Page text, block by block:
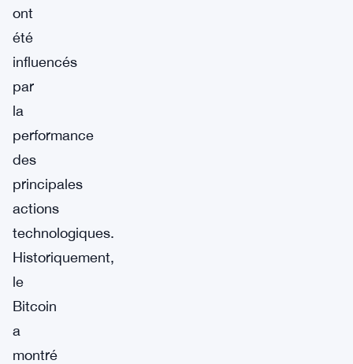
ont
été
influencés
par
la
performance
des
principales
actions
technologiques.
Historiquement,
le
Bitcoin
a
montré